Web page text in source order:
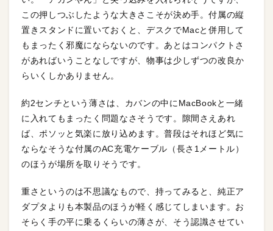
この押しつぶしたような大きさこそが決め手。付属の縦
置きスタンドに置いておくと、デスクでMacと併用して
もまったく邪魔にならないのです。あとはコンパクトさ
があればいうことなしですが、物事は少しずつの改良か
らいくしかありません。
約2センチという薄さは、カバンの中にMacBookと一緒
に入れてもまったく問題なさそうです。隙間さえあれ
ば、ポソッと気楽に放り込めます。普段はそれほど気に
ならなそうな付属のAC充電ケーブル（長さ1メートル）
のほうが場所を取りそうです。
重さというのは不思議なもので、持ってみると、純正ア
ダプタよりも本製品のほうが軽く感じてしまいます。お
そらく手の平に乗るくらいの薄さが、そう認識させてい